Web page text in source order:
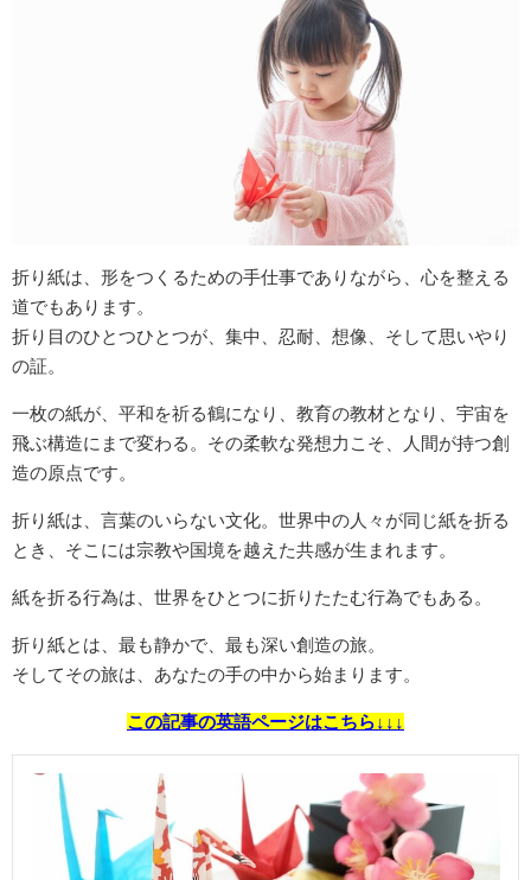
折り紙は、形をつくるための手仕事でありながら、心を整える
道でもあります。
折り目のひとつひとつが、集中、忍耐、想像、そして思いやり
の証。
一枚の紙が、平和を祈る鶴になり、教育の教材となり、宇宙を
飛ぶ構造にまで変わる。その柔軟な発想力こそ、人間が持つ創
造の原点です。
折り紙は、言葉のいらない文化。世界中の人々が同じ紙を折る
とき、そこには宗教や国境を越えた共感が生まれます。
紙を折る行為は、世界をひとつに折りたたむ行為でもある。
折り紙とは、最も静かで、最も深い創造の旅。
そしてその旅は、あなたの手の中から始まります。
この記事の英語ページはこちら↓↓↓